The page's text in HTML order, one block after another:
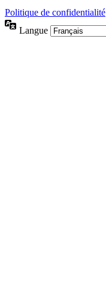
Politique de confidentialité
Langue